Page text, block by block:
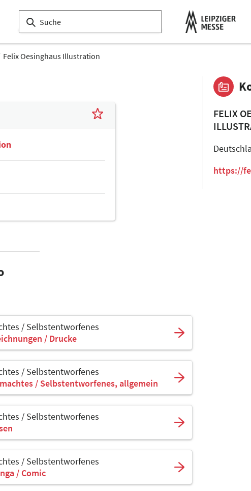
Felix Oesinghaus Illustration
/ Selbstentworfenes
/ Drucke
/ Selbstentworfenes
/ Selbstentworfenes, allgemein
/ Selbstentworfenes
/ Selbstentworfenes
/ Comic
FELIX
https://